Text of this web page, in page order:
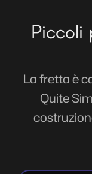
Piccoli
La fretta è
Quite